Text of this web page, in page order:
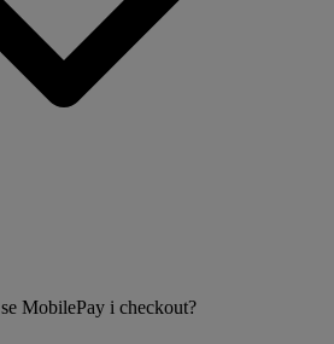
MobilePay i checkout?